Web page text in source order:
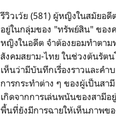
รีวิวเว้ย (581) ผู้หญิงในสมัยอ
อยู่ในกลุ่มของ "ทรัพย์สิน" ของ
หญิงในอดีต จำต้องยอมทำตาม
สังคมสยาม-ไทย ในช่วงต้นรัต
เห็นว่ามีบันทึกเรื่องราวและคำ
การกระทำต่าง ๆ ของผู้เป็นสา
เกิดจากการเล่นพนันของสามีอ
พื้นที่ยังมีการฉายให้เห็นภาพข